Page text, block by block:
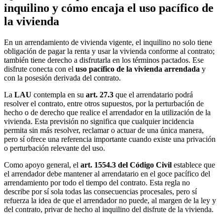
inquilino y cómo encaja el uso pacífico de
la vivienda
En un arrendamiento de vivienda vigente, el inquilino no solo tiene
obligación de pagar la renta y usar la vivienda conforme al contrato;
también tiene derecho a disfrutarla en los términos pactados. Ese
disfrute conecta con el uso pacífico de la vivienda arrendada y
con la posesión derivada del contrato.
La LAU contempla en su art. 27.3 que el arrendatario podrá
resolver el contrato, entre otros supuestos, por la perturbación de
hecho o de derecho que realice el arrendador en la utilización de la
vivienda. Esta previsión no significa que cualquier incidencia
permita sin más resolver, reclamar o actuar de una única manera,
pero sí ofrece una referencia importante cuando existe una privación
o perturbación relevante del uso.
Como apoyo general, el art. 1554.3 del Código Civil establece que
el arrendador debe mantener al arrendatario en el goce pacífico del
arrendamiento por todo el tiempo del contrato. Esta regla no
describe por sí sola todas las consecuencias procesales, pero sí
refuerza la idea de que el arrendador no puede, al margen de la ley y
del contrato, privar de hecho al inquilino del disfrute de la vivienda.